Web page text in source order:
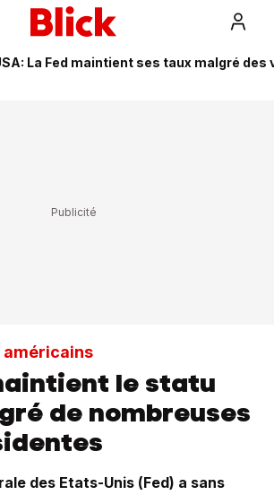
La Fed maintient ses taux malgré
le statu
de nombreuses
des Etats-Unis (Fed) a sans